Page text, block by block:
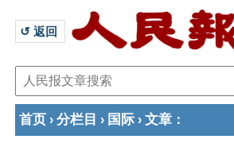
↺ 返回
首页 › 分栏目 › 国际 › 文章 ：